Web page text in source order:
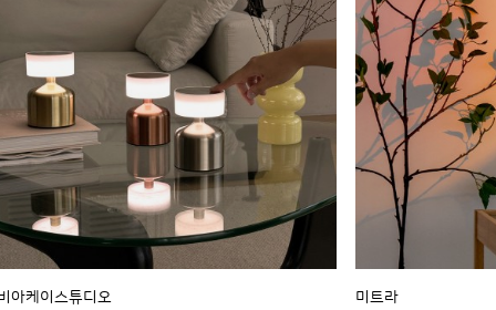
아케이스튜디오 미트라